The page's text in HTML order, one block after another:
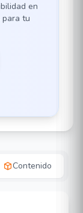
en
para tu
Contenido